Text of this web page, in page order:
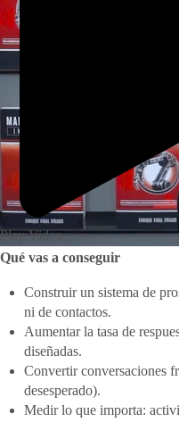
Play Video
Qué vas a conseguir
Construir un sistema de
ni de contactos.
Aumentar la tasa de
diseñadas.
Convertir conversaciones
desesperado).
Medir lo que importa: